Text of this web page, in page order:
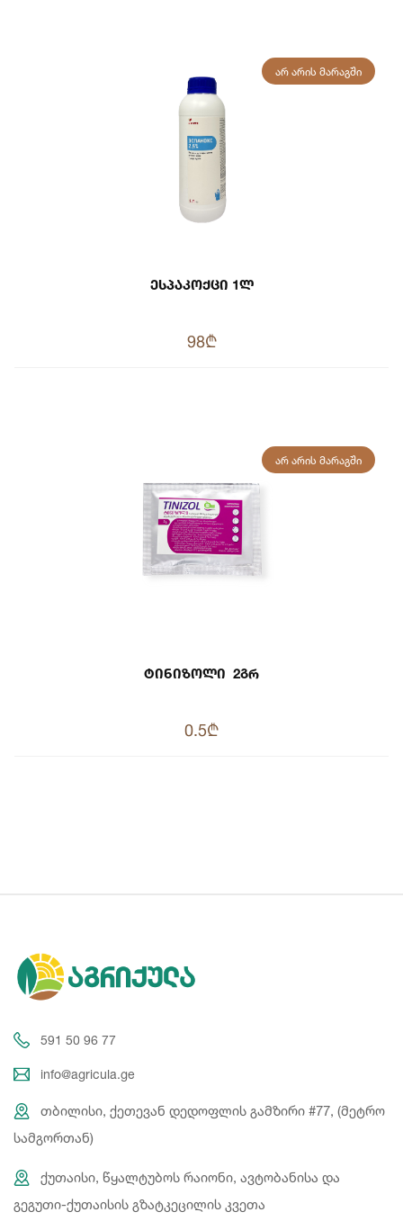
ᲐᲠ ᲐᲠᲘᲡ ᲛᲐᲠᲐᲒᲨᲘ
Ესპაკოქცი 1ლ
98₾
ᲐᲠ ᲐᲠᲘᲡ ᲛᲐᲠᲐᲒᲨᲘ
Ტინიზოლი 2გრ
0.5₾
591 50 96 77
info@agricula.ge
თბილისი, ქეთევან დედოფლის გამზირი #77, (მეტრო
სამგორთან)
ქუთაისი, წყალტუბოს რაიონი, ავტობანისა და
გეგუთი-ქუთაისის გზატკეცილის კვეთა